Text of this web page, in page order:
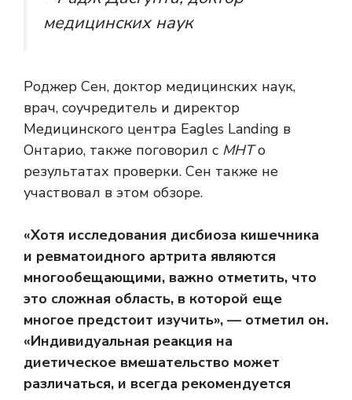
медицинских наук
Роджер Сен, доктор медицинских наук,
врач, соучредитель и директор
Медицинского центра Eagles Landing в
Онтарио, также поговорил с МНТо
результатах проверки. Сен также не
участвовал в этом обзоре.
«Хотя исследования дисбиоза кишечника
и ревматоидного артрита являются
многообещающими, важно отметить, что
это сложная область, в которой еще
многое предстоит изучить», — отметил он.
«Индивидуальная реакция на
диетическое вмешательство может
различаться, и всегда рекомендуется